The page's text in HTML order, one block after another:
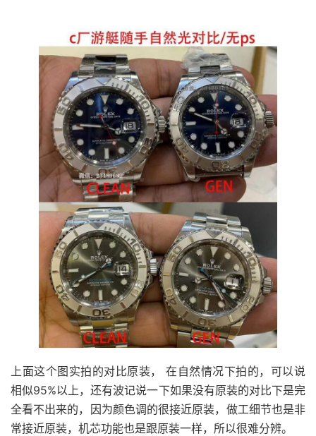
上面这个图实拍的对比原装， 在自然情况下拍的，可以说
相似95%以上，还有波记说一下如果没有原装的对比下是完
全看不出来的，因为颜色调的很接近原装，做工细节也是非
常接近原装，机芯功能也是跟原装一样，所以很难分辨。